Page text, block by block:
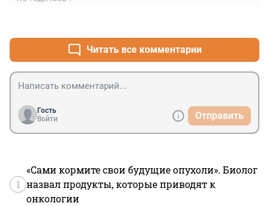
Читать все комментарии
Гость
Войти
Отправить
1
«Сами кормите свои будущие опухоли». Биолог
назвал продукты, которые приводят к
онкологии